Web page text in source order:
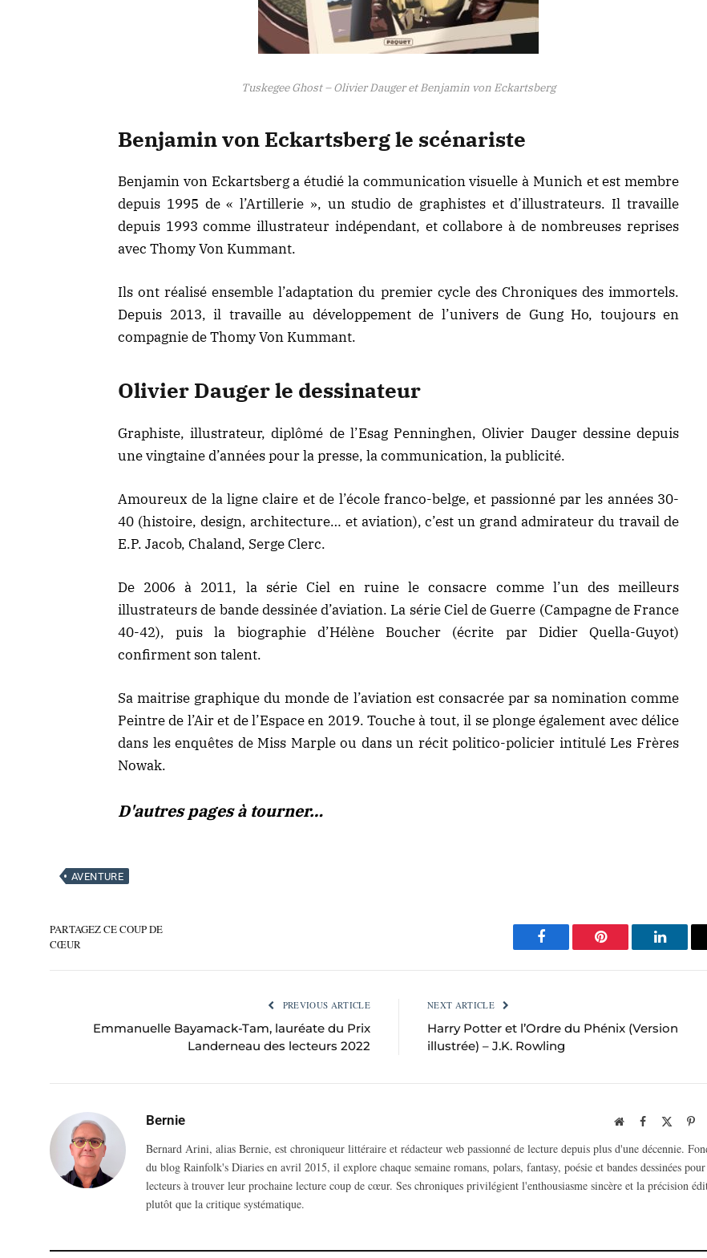
Tuskegee Ghost – Olivier Dauger et Benjamin von Eckartsberg
Benjamin von Eckartsberg le scénariste
Benjamin von Eckartsberg a étudié la communication visuelle à Munich et est membre
depuis 1995 de « l’Artillerie », un studio de graphistes et d’illustrateurs. Il travaille
depuis 1993 comme illustrateur indépendant, et collabore à de nombreuses reprises
avec Thomy Von Kummant.
Ils ont réalisé ensemble l’adaptation du premier cycle des Chroniques des immortels.
Depuis 2013, il travaille au développement de l’univers de Gung Ho, toujours en
compagnie de Thomy Von Kummant.
Olivier Dauger le dessinateur
Graphiste, illustrateur, diplômé de l’Esag Penninghen, Olivier Dauger dessine depuis
une vingtaine d’années pour la presse, la communication, la publicité.
Amoureux de la ligne claire et de l’école franco-belge, et passionné par les années 30-
40 (histoire, design, architecture… et aviation), c’est un grand admirateur du travail de
E.P. Jacob, Chaland, Serge Clerc.
De 2006 à 2011, la série Ciel en ruine le consacre comme l’un des meilleurs
illustrateurs de bande dessinée d’aviation. La série Ciel de Guerre (Campagne de France
40-42), puis la biographie d’Hélène Boucher (écrite par Didier Quella-Guyot)
confirment son talent.
Sa maitrise graphique du monde de l’aviation est consacrée par sa nomination comme
Peintre de l’Air et de l’Espace en 2019. Touche à tout, il se plonge également avec délice
dans les enquêtes de Miss Marple ou dans un récit politico-policier intitulé Les Frères
Nowak.
D'autres pages à tourner…
AVENTURE
PARTAGEZ CE COUP DE
CŒUR
Facebook Pinterest
PREVIOUS ARTICLE
Emmanuelle Bayamack-Tam, lauréate du Prix
Landerneau des lecteurs 2022
NEXT ARTICLE
Harry Potter et l’Ordre du Phénix (Version
illustrée) – J.K. Rowling
Bernie WebsiteFacebook
Bernard Arini, alias Bernie, est chroniqueur littéraire et rédacteur web passionné de lecture depuis plus d'une décennie.
du blog Rainfolk's Diaries en avril 2015, il explore chaque semaine romans, polars, fantasy, poésie et bandes dessinées
lecteurs à trouver leur prochaine lecture coup de cœur. Ses chroniques privilégient l'enthousiasme sincère et la précision
plutôt que la critique systématique.